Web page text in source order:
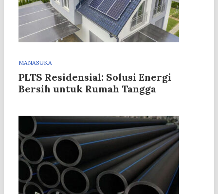
MANASUKA
PLTS Residensial: Solusi Energi
Bersih untuk Rumah Tangga